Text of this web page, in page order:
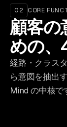
02 CORE
顧客の
めの、
経路・クラス
ら意図を抽出
Mind の中核で